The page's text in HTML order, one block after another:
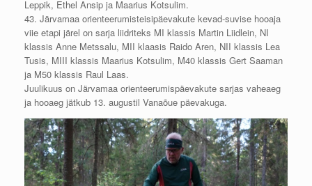
Leppik, Ethel Ansip ja Maarius Kotsulim.
43. Järvamaa orienteerumisteisipäevakute kevad-suvise hooaja
viie etapi järel on sarja liidriteks MI klassis Martin Liidlein, NI
klassis Anne Metssalu, MII klaasis Raido Aren, NII klassis Lea
Tusis, MIII klassis Maarius Kotsulim, M40 klassis Gert Saaman
ja M50 klassis Raul Laas.
Juulikuus on Järvamaa orienteerumispäevakute sarjas vaheaeg
ja hooaeg jätkub 13. augustil Vanaõue päevakuga.